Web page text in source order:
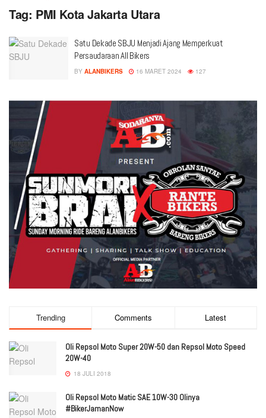
Tag: PMI Kota Jakarta Utara
Satu Dekade SBJU Menjadi Ajang Memperkuat
Persaudaraan All Bikers
BY ALANBIKERS 16 MARET 2024 127
Trending Comments Latest
Oli Repsol Moto Super 20W-50 dan Repsol Moto Speed
20W-40
18 JULI 2018
Oli Repsol Moto Matic SAE 10W-30 Olinya
#BikerJamanNow